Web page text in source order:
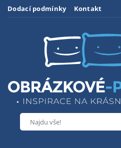
Dodací podmínky Kontakt